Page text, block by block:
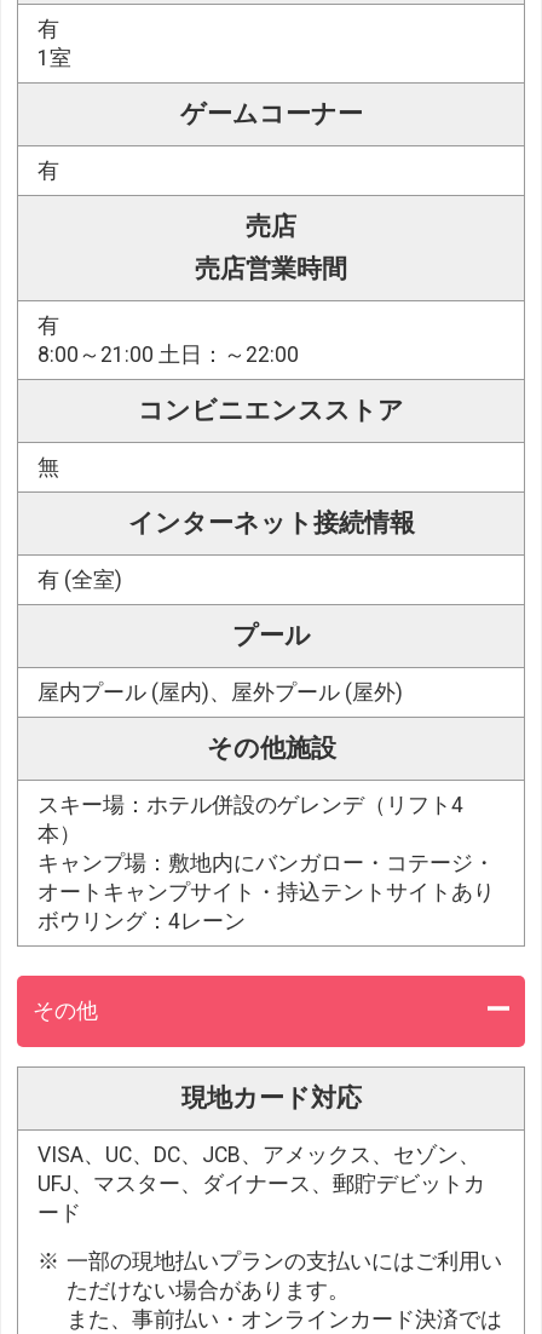
有
1室
ゲームコーナー
有
売店
売店営業時間
有
8:00～21:00 土日：～22:00
コンビニエンスストア
無
インターネット接続情報
有 (全室)
プール
屋内プール (屋内)、屋外プール (屋外)
その他施設
スキー場：ホテル併設のゲレンデ（リフト4
本）
キャンプ場：敷地内にバンガロー・コテージ・
オートキャンプサイト・持込テントサイトあり
ボウリング：4レーン
その他
現地カード対応
VISA、UC、DC、JCB、アメックス、セゾン、
UFJ、マスター、ダイナース、郵貯デビットカ
ード
一部の現地払いプランの支払いにはご利用い
ただけない場合があります。
また、事前払い・オンラインカード決済では